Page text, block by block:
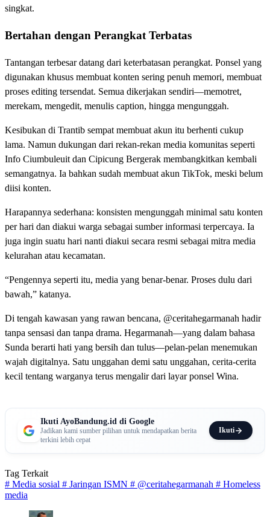
singkat.
Bertahan dengan Perangkat Terbatas
Tantangan terbesar datang dari keterbatasan perangkat. Ponsel yang
digunakan khusus membuat konten sering penuh memori, membuat
proses editing tersendat. Semua dikerjakan sendiri—memotret,
merekam, mengedit, menulis caption, hingga mengunggah.
Kesibukan di Trantib sempat membuat akun itu berhenti cukup
lama. Namun dukungan dari rekan-rekan media komunitas seperti
Info Ciumbuleuit dan Cipicung Bergerak membangkitkan kembali
semangatnya. Ia bahkan sudah membuat akun TikTok, meski belum
diisi konten.
Harapannya sederhana: konsisten mengunggah minimal satu konten
per hari dan diakui warga sebagai sumber informasi terpercaya. Ia
juga ingin suatu hari nanti diakui secara resmi sebagai mitra media
kelurahan atau kecamatan.
“Pengennya seperti itu, media yang benar-benar. Proses dulu dari
bawah,” katanya.
Di tengah kawasan yang rawan bencana, @ceritahegarmanah hadir
tanpa sensasi dan tanpa drama. Hegarmanah—yang dalam bahasa
Sunda berarti hati yang bersih dan tulus—pelan-pelan menemukan
wajah digitalnya. Satu unggahan demi satu unggahan, cerita-cerita
kecil tentang warganya terus mengalir dari layar ponsel Wina.
Ikuti AyoBandung.id di Google
Jadikan kami sumber pilihan untuk mendapatkan berita
terkini lebih cepat
Ikuti
Tag Terkait
# Media sosial # Jaringan ISMN # @ceritahegarmanah # Homeless
media